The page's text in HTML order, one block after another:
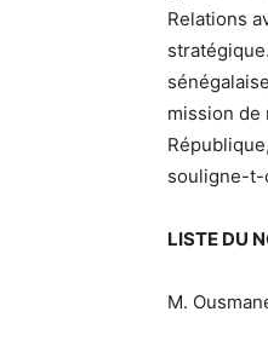
Relations
mission
souligne-t-
LISTE DU
M.